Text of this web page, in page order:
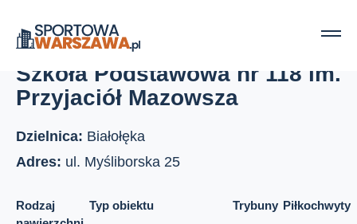
Strona główna
Boiska szkolne
Szkoła Podstawowa nr 118 im. Przyjaciół Mazowsza
Szkoła Podstawowa nr 118 im.
Przyjaciół Mazowsza
Dzielnica: Białołęka
Adres: ul. Myśliborska 25
Rodzaj
Typ obiektu Trybuny Piłkochwyty